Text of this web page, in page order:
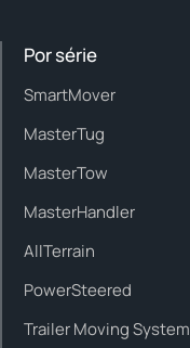
Por série
SmartMover
MasterTug
MasterTow
MasterHandler
AllTerrain
PowerSteered
Trailer Moving System